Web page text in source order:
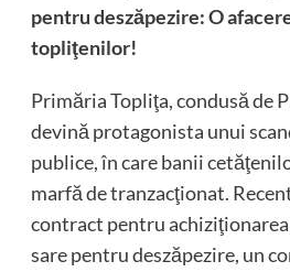
pentru deszăpezire: O
topliţenilor!
Primăria Topliţa, condusă de
devină protagonista unui
publice, în care banii
marfă de tranzacţionat.
contract pentru achiziţionarea
sare pentru deszăpezire, un